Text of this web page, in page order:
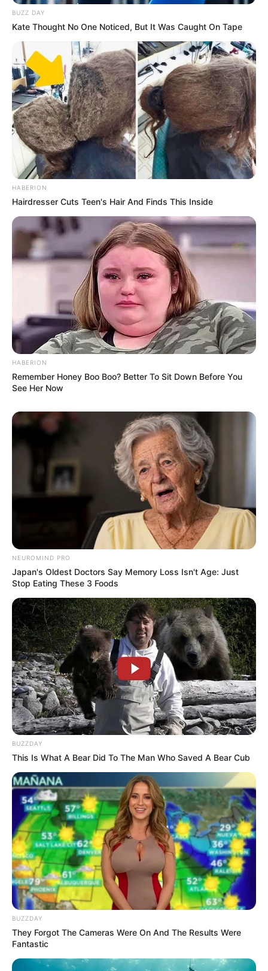
(foto: boredpanda)
4. Dari kejauhan, dua sepatu ini tampak seperti
mulut yang menganga. Lidah sepatunya mirip dengan
gigi
(foto: boredpanda)
5. Biji di dalam timun satu ini membentuk mata dan
bercak setengah lingkaran membuat timun tampak
senyum sinis
BUZZ DAY
Kate Thought No One Noticed, But It Was Caught On Tape
HABERION
Hairdresser Cuts Teen's Hair And Finds This Inside
HABERION
Remember Honey Boo Boo? Better To Sit Down Before You
See Her Now
NEUROMIND PRO
Japan's Oldest Doctors Say Memory Loss Isn't Age: Just
Stop Eating These 3 Foods
BUZZDAY
This Is What A Bear Did To The Man Who Saved A Bear Cub
BUZZDAY
They Forgot The Cameras Were On And The Results Were
Fantastic